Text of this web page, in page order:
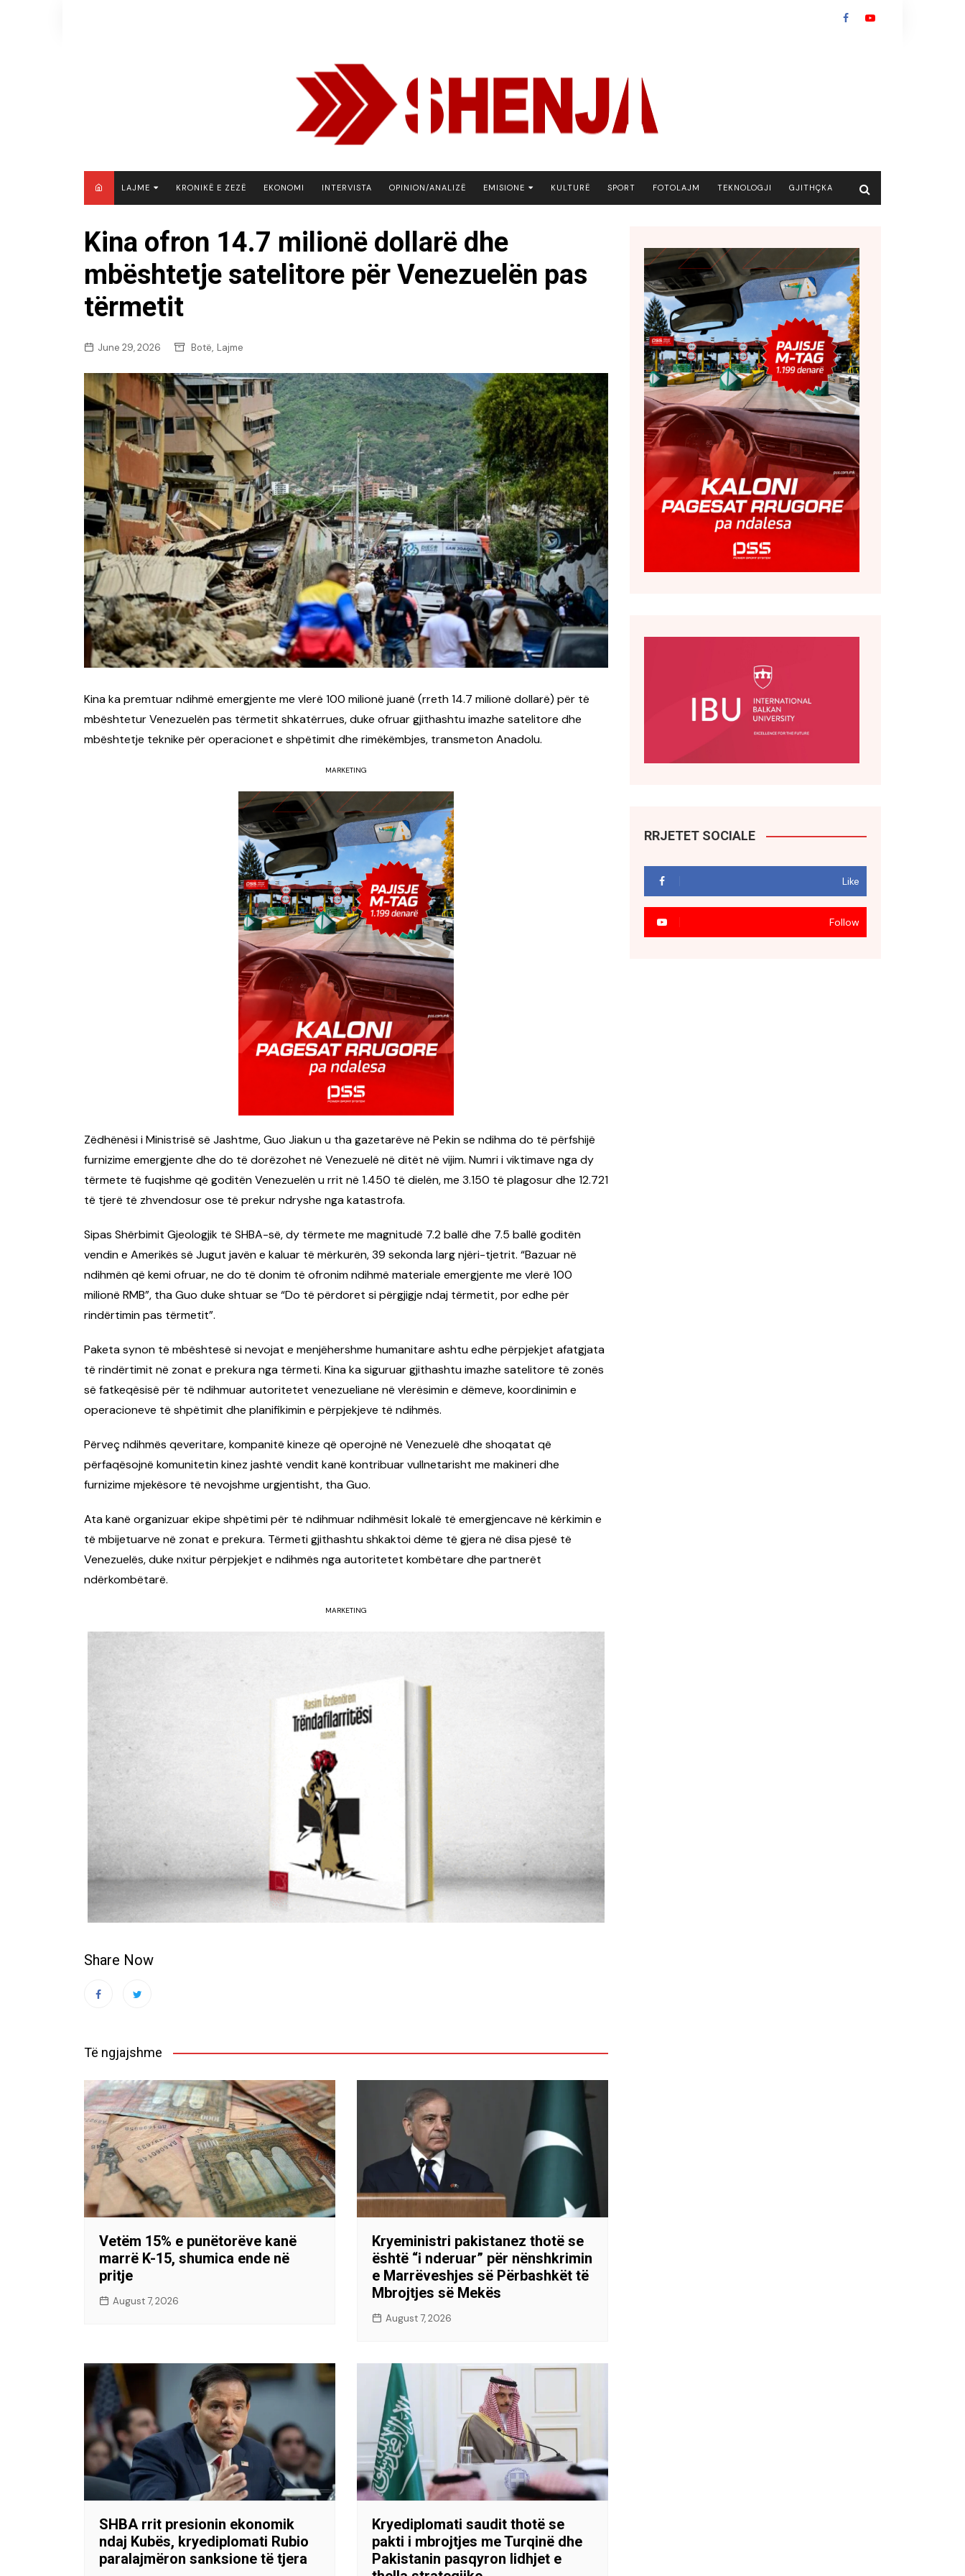
LAJME
KOSOVË
SHQIPËRI
BOTË
KRONIKË E ZEZË EKONOMI INTERVISTA OPINION/ANALIZË EMISIONE
BOTA NE FOKUS
EKONOMIKS
EMISION DEBATIV
INTERVISTA EMISION
KONAKU
KU E KISHIM FJALEN
LIGJERATE FETARE
PARADITE ME NE
PIKËPAMJE
RECETA E DITES
RELAKS
RETRO JAVORE
KULTURË SPORT FOTOLAJM TEKNOLOGJI GJITHÇKA
Kina ofron 14.7 milionë dollarë dhe
mbështetje satelitore për Venezuelën pas
tërmetit
June 29, 2026 Botë, Lajme
Kina ka premtuar ndihmë emergjente me vlerë 100 milionë juanë (rreth 14.7 milionë dollarë) për të
mbështetur Venezuelën pas tërmetit shkatërrues, duke ofruar gjithashtu imazhe satelitore dhe
mbështetje teknike për operacionet e shpëtimit dhe rimëkëmbjes, transmeton Anadolu.
MARKETING
Zëdhënësi i Ministrisë së Jashtme, Guo Jiakun u tha gazetarëve në Pekin se ndihma do të përfshijë
furnizime emergjente dhe do të dorëzohet në Venezuelë në ditët në vijim. Numri i viktimave nga dy
tërmete të fuqishme që goditën Venezuelën u rrit në 1.450 të dielën, me 3.150 të plagosur dhe 12.721
të tjerë të zhvendosur ose të prekur ndryshe nga katastrofa.
Sipas Shërbimit Gjeologjik të SHBA-së, dy tërmete me magnitudë 7.2 ballë dhe 7.5 ballë goditën
vendin e Amerikës së Jugut javën e kaluar të mërkurën, 39 sekonda larg njëri-tjetrit. “Bazuar në
ndihmën që kemi ofruar, ne do të donim të ofronim ndihmë materiale emergjente me vlerë 100
milionë RMB”, tha Guo duke shtuar se “Do të përdoret si përgjigje ndaj tërmetit, por edhe për
rindërtimin pas tërmetit”.
Paketa synon të mbështesë si nevojat e menjëhershme humanitare ashtu edhe përpjekjet afatgjata
të rindërtimit në zonat e prekura nga tërmeti. Kina ka siguruar gjithashtu imazhe satelitore të zonës
së fatkeqësisë për të ndihmuar autoritetet venezueliane në vlerësimin e dëmeve, koordinimin e
operacioneve të shpëtimit dhe planifikimin e përpjekjeve të ndihmës.
Përveç ndihmës qeveritare, kompanitë kineze që operojnë në Venezuelë dhe shoqatat që
përfaqësojnë komunitetin kinez jashtë vendit kanë kontribuar vullnetarisht me makineri dhe
furnizime mjekësore të nevojshme urgjentisht, tha Guo.
Ata kanë organizuar ekipe shpëtimi për të ndihmuar ndihmësit lokalë të emergjencave në kërkimin e
të mbijetuarve në zonat e prekura. Tërmeti gjithashtu shkaktoi dëme të gjera në disa pjesë të
Venezuelës, duke nxitur përpjekjet e ndihmës nga autoritetet kombëtare dhe partnerët
ndërkombëtarë.
MARKETING
Share Now
Të ngjajshme
Vetëm 15% e punëtorëve kanë
marrë K-15, shumica ende në
pritje
August 7, 2026
Kryeministri pakistanez thotë se
është “i nderuar” për nënshkrimin
e Marrëveshjes së Përbashkët të
Mbrojtjes së Mekës
August 7, 2026
SHBA rrit presionin ekonomik
ndaj Kubës, kryediplomati Rubio
paralajmëron sanksione të tjera
Kryediplomati saudit thotë se
pakti i mbrojtjes me Turqinë dhe
Pakistanin pasqyron lidhjet e
RRJETET SOCIALE
Like
Follow